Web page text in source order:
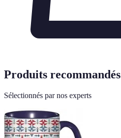
Produits recommandés
Sélectionnés par nos experts